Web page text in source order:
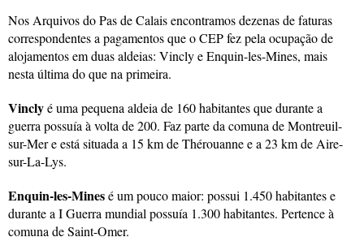
Nos Arquivos do Pas de Calais encontramos dezenas de faturas
correspondentes a pagamentos que o CEP fez pela ocupação de
alojamentos em duas aldeias: Vincly e Enquin-les-Mines, mais
nesta última do que na primeira.
Vinclyé uma pequena aldeia de 160 habitantes que durante a
guerra possuía à volta de 200. Faz parte da comuna de Montreuil-
sur-Mer e está situada a 15 km de Thérouanne e a 23 km de Aire-
sur-La-Lys.
Enquin-les-Minesé um pouco maior: possui 1.450 habitantes e
durante a I Guerra mundial possuía 1.300 habitantes. Pertence à
comuna de Saint-Omer.